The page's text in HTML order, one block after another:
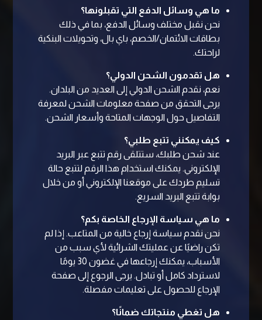
ما هي وسائل الدفع التي تقبلونها؟
نحن نقبل مختلف وسائل الدفع، بما في ذلك
بطاقات الائتمان/الخصم، باي بال، وتحويلات البنكية
لراحتك.
هل تقدمون الشحن الدولي؟
نعم، نقدم الشحن الدولي إلى العديد من البلدان.
يرجى التحقق من صفحة معلومات الشحن لمعرفة
التفاصيل حول الوجهات المتاحة وأسعار الشحن.
كيف يمكنني تتبع طلبي؟
عند شحن طلبك، ستتلقى رقم تتبع عبر البريد
الإلكتروني. يمكنك استخدام هذا الرقم لتتبع حالة
تسليم طردك على موقعنا الإلكتروني أو من خلال
بوابة تتبع البريد السريع.
ما هي سياسة الإرجاع الخاصة بكم؟
نحن نقدم سياسة إرجاع خالية من المتاعب. إذا لم
تكن راضيًا عن عمليتك الشرائية لأي سبب من
الأسباب، يمكنك إرجاعها في غضون 30 يومًا
لاسترداد كامل أو تبادل. يرجى الرجوع إلى صفحة
الإرجاع للحصول على تعليمات مفصلة.
هل تغطي منتجاتك ضمانًا؟